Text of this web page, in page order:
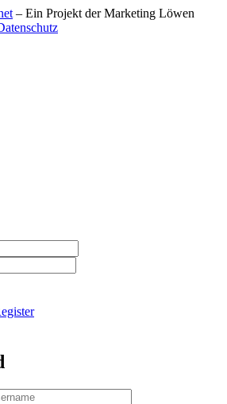
– Ein Projekt der Marketing Löwen